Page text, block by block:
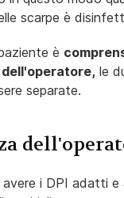
scarpe è
è
le
separate.
avere i DPI adatti